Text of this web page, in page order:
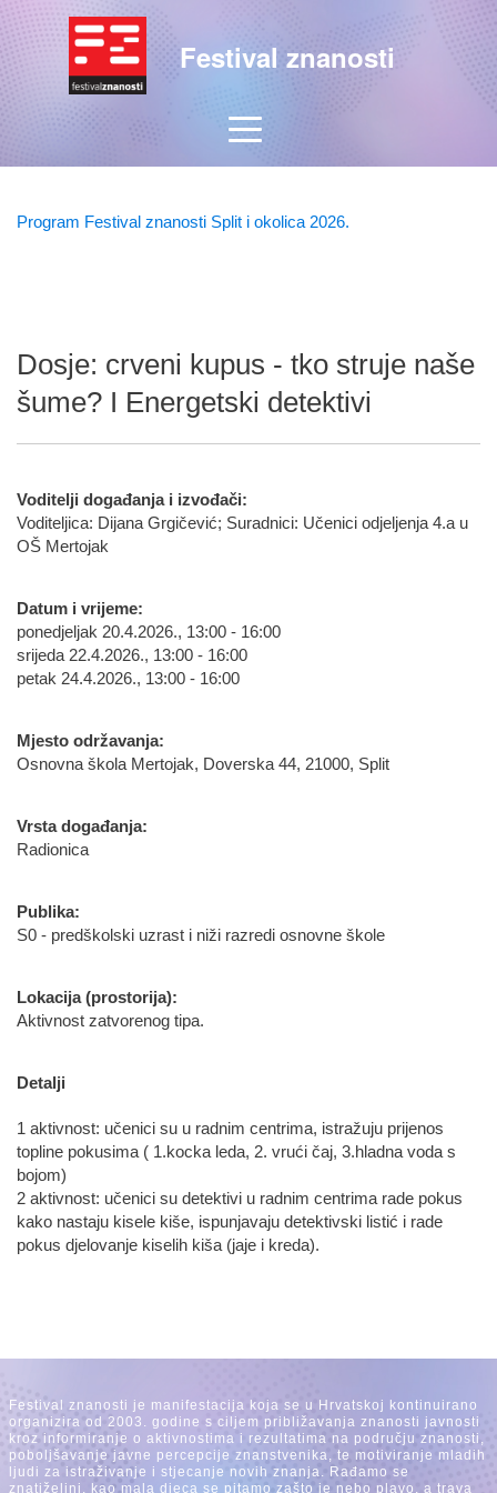
Festival znanosti
Program Festival znanosti Split i okolica 2026.
Dosje: crveni kupus - tko struje naše
šume? I Energetski detektivi
Voditelji događanja i izvođači:
Voditeljica: Dijana Grgičević; Suradnici: Učenici odjeljenja 4.a u
OŠ Mertojak
Datum i vrijeme:
ponedjeljak 20.4.2026., 13:00 - 16:00
srijeda 22.4.2026., 13:00 - 16:00
petak 24.4.2026., 13:00 - 16:00
Mjesto održavanja:
Osnovna škola Mertojak, Doverska 44, 21000, Split
Vrsta događanja:
Radionica
Publika:
S0 - predškolski uzrast i niži razredi osnovne škole
Lokacija (prostorija):
Aktivnost zatvorenog tipa.
Detalji
1 aktivnost: učenici su u radnim centrima, istražuju prijenos
topline pokusima ( 1.kocka leda, 2. vrući čaj, 3.hladna voda s
bojom)
2 aktivnost: učenici su detektivi u radnim centrima rade pokus
kako nastaju kisele kiše, ispunjavaju detektivski listić i rade
pokus djelovanje kiselih kiša (jaje i kreda).
Festival znanosti je manifestacija koja se u Hrvatskoj kontinuirano
organizira od 2003. godine s ciljem približavanja znanosti javnosti
kroz informiranje o aktivnostima i rezultatima na području znanosti,
poboljšavanje javne percepcije znanstvenika, te motiviranje mladih
ljudi za istraživanje i stjecanje novih znanja. Rađamo se
znatiželjni, kao mala djeca se pitamo zašto je nebo plavo, a trava